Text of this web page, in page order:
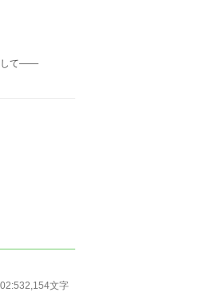
して――
2,154文字